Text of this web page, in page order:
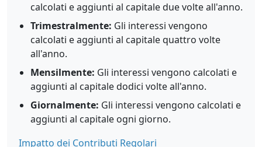
calcolati e aggiunti al capitale due volte all'anno.
Trimestralmente: Gli interessi vengono
calcolati e aggiunti al capitale quattro volte
all'anno.
Mensilmente: Gli interessi vengono calcolati e
aggiunti al capitale dodici volte all'anno.
Giornalmente: Gli interessi vengono calcolati e
aggiunti al capitale ogni giorno.
Impatto dei Contributi Regolari